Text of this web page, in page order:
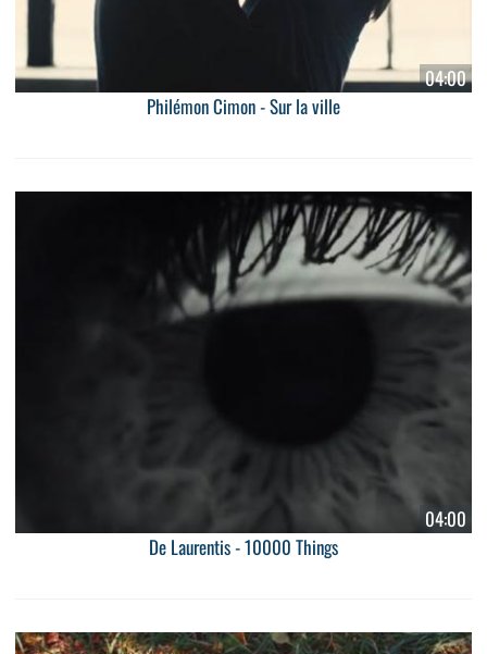
04:00
Philémon Cimon - Sur la ville
04:00
De Laurentis - 10000 Things